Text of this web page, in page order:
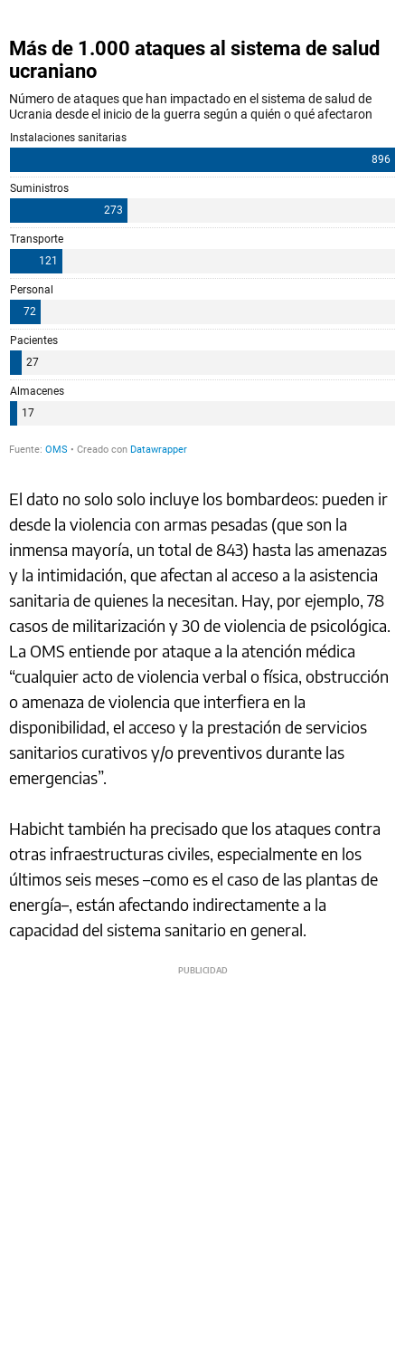
El dato no solo solo incluye los bombardeos: pueden ir
desde la violencia con armas pesadas (que son la
inmensa mayoría, un total de 843) hasta las amenazas
y la intimidación, que afectan al acceso a la asistencia
sanitaria de quienes la necesitan. Hay, por ejemplo, 78
casos de militarización y 30 de violencia de psicológica.
La OMS entiende por ataque a la atención médica
“cualquier acto de violencia verbal o física, obstrucción
o amenaza de violencia que interfiera en la
disponibilidad, el acceso y la prestación de servicios
sanitarios curativos y/o preventivos durante las
emergencias”.
Habicht también ha precisado que los ataques contra
otras infraestructuras civiles, especialmente en los
últimos seis meses –como es el caso de las plantas de
energía–, están afectando indirectamente a la
capacidad del sistema sanitario en general.